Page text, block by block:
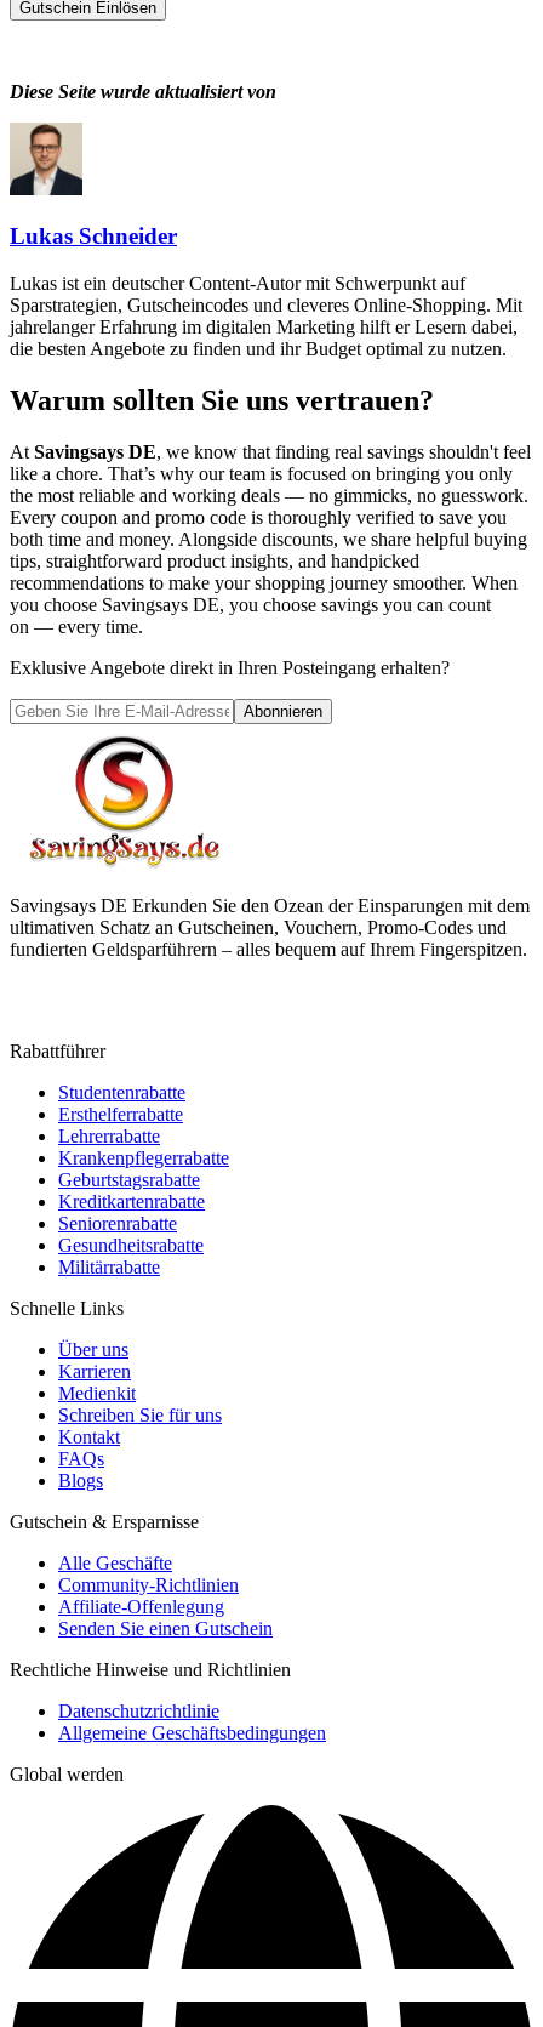
Gutschein Einlösen
Diese Seite wurde aktualisiert von
Lukas Schneider
Lukas ist ein deutscher Content-Autor mit Schwerpunkt auf
Sparstrategien, Gutscheincodes und cleveres Online-Shopping. Mit
jahrelanger Erfahrung im digitalen Marketing hilft er Lesern dabei,
die besten Angebote zu finden und ihr Budget optimal zu nutzen.
Warum sollten Sie uns vertrauen?
At Savingsays DE, we know that finding real savings shouldn't feel
like a chore. That’s why our team is focused on bringing you only
the most reliable and working deals — no gimmicks, no guesswork.
Every coupon and promo code is thoroughly verified to save you
both time and money. Alongside discounts, we share helpful buying
tips, straightforward product insights, and handpicked
recommendations to make your shopping journey smoother. When
you choose Savingsays DE, you choose savings you can count
on — every time.
Exklusive Angebote direkt in Ihren Posteingang erhalten?
Abonnieren
Savingsays DE Erkunden Sie den Ozean der Einsparungen mit dem
ultimativen Schatz an Gutscheinen, Vouchern, Promo-Codes und
fundierten Geldsparführern – alles bequem auf Ihrem Fingerspitzen.
Rabattführer
Studentenrabatte
Ersthelferrabatte
Lehrerrabatte
Krankenpflegerrabatte
Geburtstagsrabatte
Kreditkartenrabatte
Seniorenrabatte
Gesundheitsrabatte
Militärrabatte
Schnelle Links
Über uns
Karrieren
Medienkit
Schreiben Sie für uns
Kontakt
FAQs
Blogs
Gutschein & Ersparnisse
Alle Geschäfte
Community-Richtlinien
Affiliate-Offenlegung
Senden Sie einen Gutschein
Rechtliche Hinweise und Richtlinien
Datenschutzrichtlinie
Allgemeine Geschäftsbedingungen
Global werden